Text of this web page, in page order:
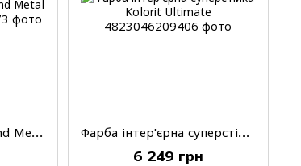
Емаль Kolorit Wood and Metal Enamel, напівматова, A, 0.9 л Фарба інтер'єрна суперстійка Kolorit Ultimate, матова, A, 9 л
6 249 грн